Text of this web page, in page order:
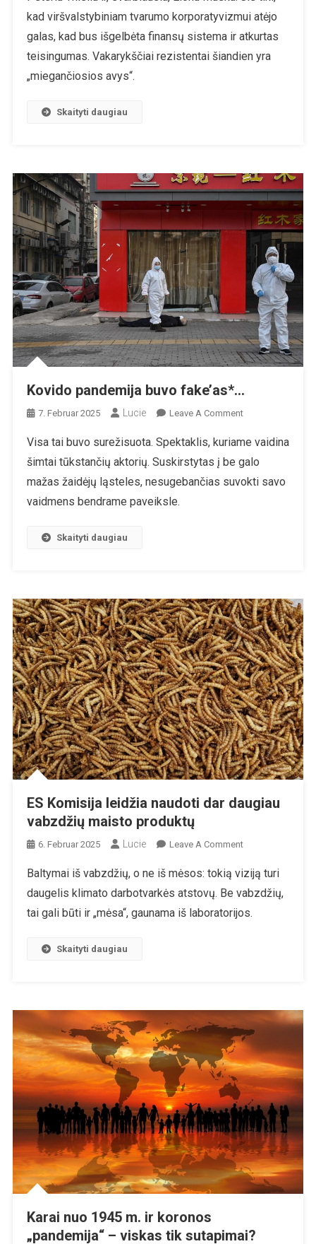
kad viršvalstybiniam tvarumo korporatyvizmui atėjo
galas, kad bus išgelbėta finansų sistema ir atkurtas
teisingumas. Vakarykščiai rezistentai šiandien yra
„miegančiosios avys“.
Skaityti daugiau
Kovido pandemija buvo fake’as*…
7. Februar 2025 Lucie Leave A CommentOn
Pandemija
Buvo
Fake’as*…
Visa tai buvo surežisuota. Spektaklis, kuriame vaidina
šimtai tūkstančių aktorių. Suskirstytas į be galo
mažas žaidėjų ląsteles, nesugebančias suvokti savo
vaidmens bendrame paveiksle.
Skaityti daugiau
ES Komisija leidžia naudoti dar daugiau
vabzdžių maisto produktų
6. Februar 2025 Lucie Leave A CommentOn
Komisija
Leidžia
Naudoti
Baltymai iš vabzdžių, o ne iš mėsos: tokią viziją turi
daugelis klimato darbotvarkės atstovų. Be vabzdžių,
tai gali būti ir „mėsa“, gaunama iš laboratorijos.
Skaityti daugiau
Karai nuo 1945 m. ir koronos
„pandemija“ – viskas tik sutapimai?